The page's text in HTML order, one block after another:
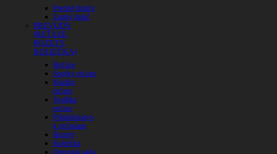
Predné tlmiče
Zadný tlmič
PREVODY
(REŤAZE,
ROZETY,
KOLIEČKA)
Reťaze
Spojky reťaze
Kladky
reťaze
Vodítka
reťaze
Príslušenstvo
k reťaziam
Rozety
Koliečka
Opravná sada